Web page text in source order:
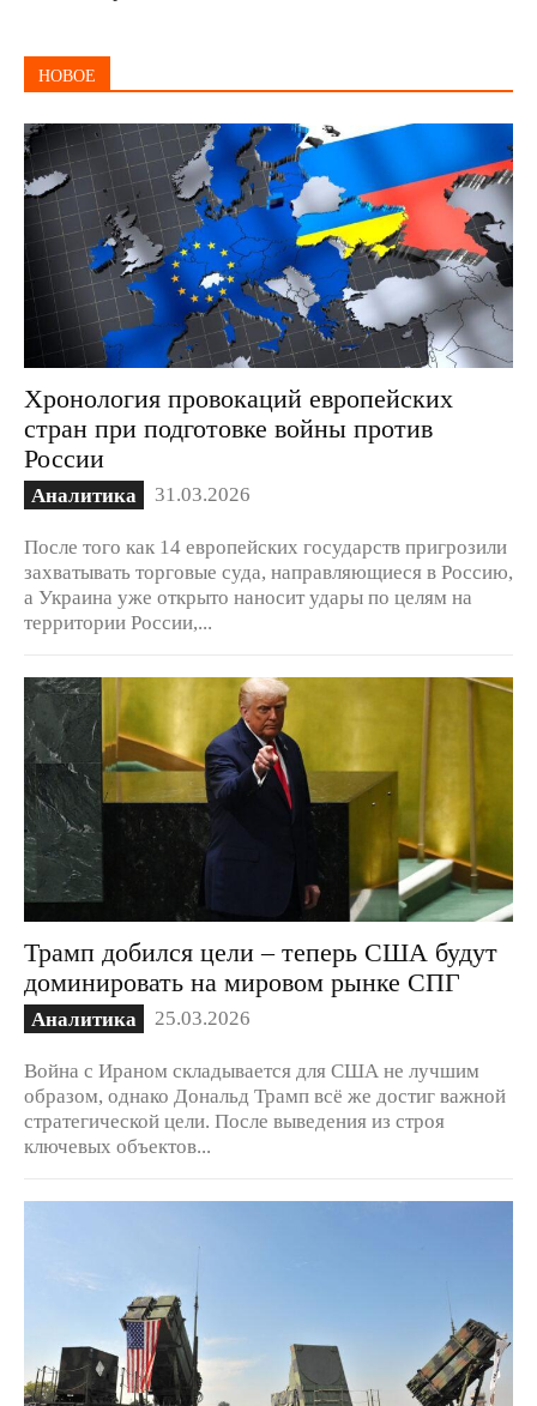
НОВОЕ
Хронология провокаций европейских
стран при подготовке войны против
России
Аналитика 31.03.2026
После того как 14 европейских государств пригрозили
захватывать торговые суда, направляющиеся в Россию,
а Украина уже открыто наносит удары по целям на
территории России,...
Трамп добился цели – теперь США будут
доминировать на мировом рынке СПГ
Аналитика 25.03.2026
Война с Ираном складывается для США не лучшим
образом, однако Дональд Трамп всё же достиг важной
стратегической цели. После выведения из строя
ключевых объектов...